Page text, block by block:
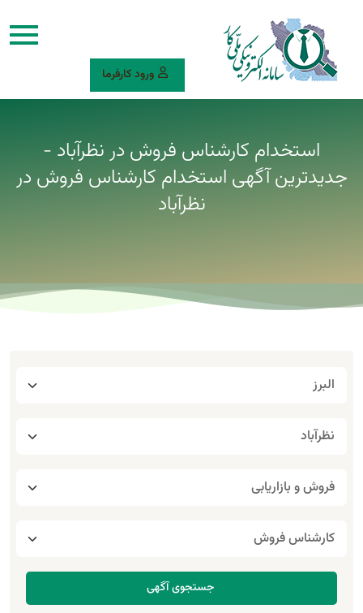
ورود کارفرما
استخدام کارشناس فروش در نظرآباد -
جدیدترین آگهی استخدام کارشناس فروش در
نظرآباد